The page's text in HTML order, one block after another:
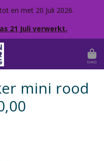
en met 20 Juli 2026.
21 Juli verwerkt.
MAND
mini rood